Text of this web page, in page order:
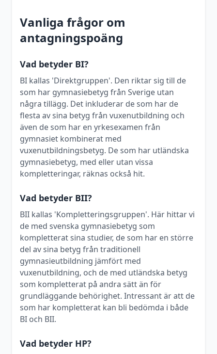
Vanliga frågor om
antagningspoäng
Vad betyder BI?
BI kallas 'Direktgruppen'. Den riktar sig till de
som har gymnasiebetyg från Sverige utan
några tillägg. Det inkluderar de som har de
flesta av sina betyg från vuxenutbildning och
även de som har en yrkesexamen från
gymnasiet kombinerat med
vuxenutbildningsbetyg. De som har utländska
gymnasiebetyg, med eller utan vissa
kompletteringar, räknas också hit.
Vad betyder BII?
BII kallas 'Kompletteringsgruppen'. Här hittar vi
de med svenska gymnasiebetyg som
kompletterat sina studier, de som har en större
del av sina betyg från traditionell
gymnasieutbildning jämfört med
vuxenutbildning, och de med utländska betyg
som kompletterat på andra sätt än för
grundläggande behörighet. Intressant är att de
som har kompletterat kan bli bedömda i både
BI och BII.
Vad betyder HP?